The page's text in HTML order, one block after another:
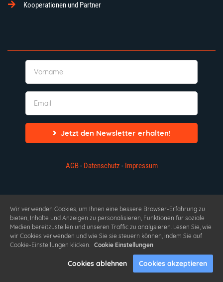
Kooperationen und Partner
Jetzt den Newsletter erhalten!
AGB- Datenschutz - Impressum
Wir verwenden Cookies, um Ihnen eine bessere Browser-Erfahrung zu
bieten, Inhalte und Anzeigen zu personalisieren, Funktionen für soziale
Medien bereitzustellen und unseren Traffic zu analysieren. Lesen Sie, wie
wir Cookies verwenden und wie Sie sie steuern können, indem Sie auf
Cookie-Einstellungen klicken. Cookie Einstellungen
Cookies ablehnen Cookies akzeptieren